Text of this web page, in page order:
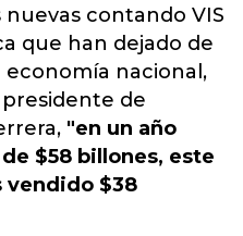
nuevas contando VIS
que han dejado de
economía nacional,
de
"en un año
$58 billones, este
vendido $38